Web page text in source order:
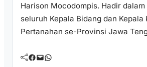
Harison Mocodompis. Hadir
seluruh Kepala Bidang dan Kepala
Pertanahan se-Provinsi Jawa
Facebook Mail WhatsApp